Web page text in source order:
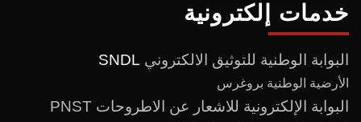
خدمات إلكترونية
البوابة الوطنية للتوثيق الالكتروني
الأرضية الوطنية بروغرس
البوابة الإلكترونية للاشعار عن الاطروحات PNST